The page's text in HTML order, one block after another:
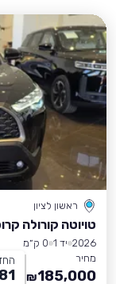
ראשון לציון
טויוטה קורולה
2026 יד 1
0 ק״מ
מחיר
185,000
₪